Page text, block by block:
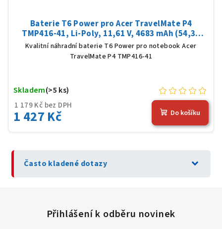
Baterie T6 Power pro Acer TravelMate P4
TMP416-41, Li-Poly, 11,61 V, 4683 mAh (54,36
Wh), černá
Kvalitní náhradní baterie T6 Power pro notebook Acer
TravelMate P4 TMP416-41
1 179 Kč bez DPH
1 427 Kč
Skladem(>5 ks)
Do košíku
Často kladené dotazy expand_more